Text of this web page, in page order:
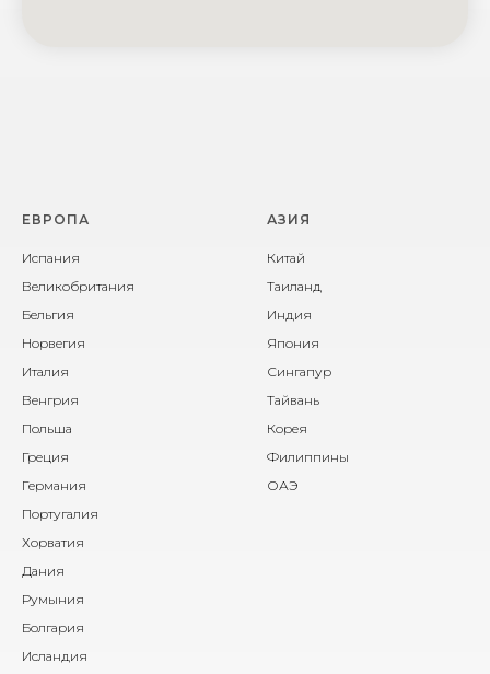
ЕВРОПА
Испания
Великобритания
Бельгия
Норвегия
Италия
Венгрия
Польша
Греция
Германия
Португалия
Хорватия
Дания
Румыния
Болгария
Исландия
АЗИЯ
Китай
Таиланд
Индия
Япония
Сингапур
Тайвань
Корея
Филиппины
ОАЭ